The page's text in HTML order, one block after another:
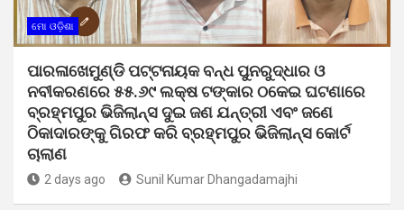
ମୋ ଓଡ଼ିଶା
ପାରଳାଖେମୁଣ୍ଡି ପଟ୍ଟନାୟକ ବନ୍ଧ ପୁନରୁଦ୍ଧାର ଓ
ନବୀକରଣରେ ୫୫.୬୯ ଲକ୍ଷ ଟଙ୍କାର ଠକେଇ ଘଟଣାରେ
ବ୍ରହ୍ମପୁର ଭିଜିଲାନ୍ସ ଦୁଇ ଜଣ ଯନ୍ତ୍ରୀ ଏବଂ ଜଣେ
ଠିକାଦାରଙ୍କୁ ଗିରଫ କରି ବ୍ରହ୍ମପୁର ଭିଜିଲାନ୍ସ କୋର୍ଟ
ଚାଲାଣ
2 days ago Sunil Kumar Dhangadamajhi